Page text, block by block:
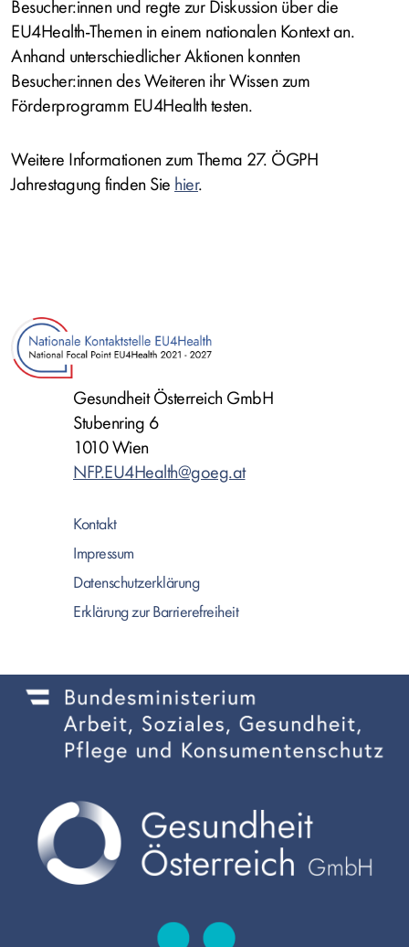
Besucher:innen und regte zur Diskussion über die
EU4Health-Themen in einem nationalen Kontext an.
Anhand unterschiedlicher Aktionen konnten
Besucher:innen des Weiteren ihr Wissen zum
Förderprogramm EU4Health testen.
Weitere Informationen zum Thema 27. ÖGPH
Jahrestagung finden Sie hier.
Gesundheit Österreich GmbH
Stubenring 6
1010 Wien
NFP.EU4Health@goeg.at
Kontakt
Impressum
Datenschutzerklärung
Erklärung zur Barrierefreiheit